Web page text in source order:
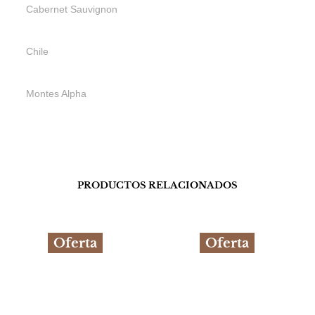
Cabernet Sauvignon
Chile
Montes Alpha
PRODUCTOS RELACIONADOS
Oferta Oferta